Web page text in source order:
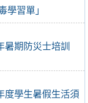
學習單」
暑期防災士培訓
度學生暑假生活須